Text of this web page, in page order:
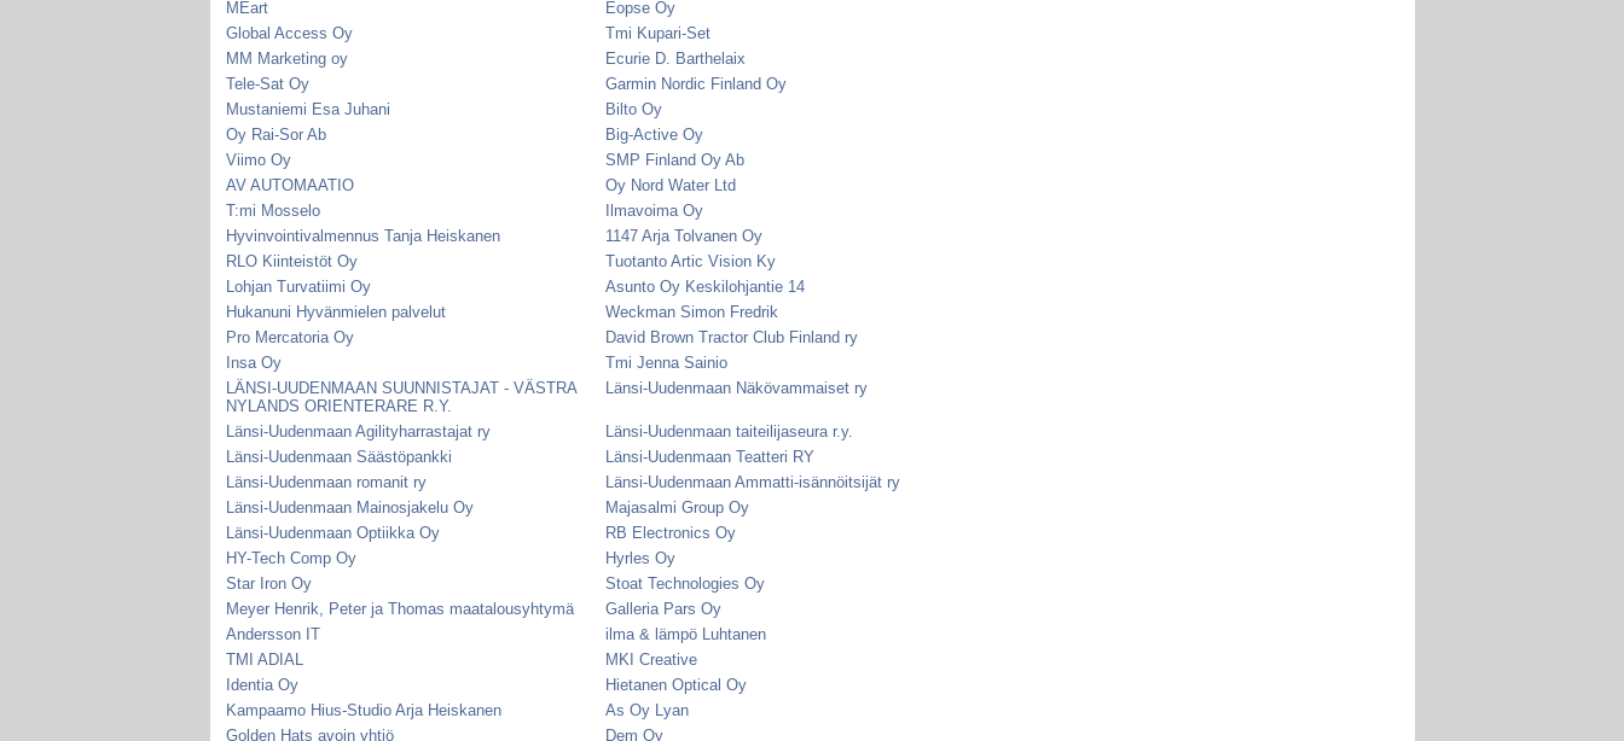
MEart
Eopse Oy
Global Access Oy
Tmi Kupari-Set
MM Marketing oy
Ecurie D. Barthelaix
Tele-Sat Oy
Garmin Nordic Finland Oy
Mustaniemi Esa Juhani
Bilto Oy
Oy Rai-Sor Ab
Big-Active Oy
Viimo Oy
SMP Finland Oy Ab
AV AUTOMAATIO
Oy Nord Water Ltd
T:mi Mosselo
Ilmavoima Oy
Hyvinvointivalmennus Tanja Heiskanen
1147 Arja Tolvanen Oy
RLO Kiinteistöt Oy
Tuotanto Artic Vision Ky
Lohjan Turvatiimi Oy
Asunto Oy Keskilohjantie 14
Hukanuni Hyvänmielen palvelut
Weckman Simon Fredrik
Pro Mercatoria Oy
David Brown Tractor Club Finland ry
Insa Oy
Tmi Jenna Sainio
LÄNSI-UUDENMAAN SUUNNISTAJAT - VÄSTRA
NYLANDS ORIENTERARE R.Y.
Länsi-Uudenmaan Näkövammaiset ry
Länsi-Uudenmaan Agilityharrastajat ry
Länsi-Uudenmaan taiteilijaseura r.y.
Länsi-Uudenmaan Säästöpankki
Länsi-Uudenmaan Teatteri RY
Länsi-Uudenmaan romanit ry
Länsi-Uudenmaan Ammatti-isännöitsijät ry
Länsi-Uudenmaan Mainosjakelu Oy
Majasalmi Group Oy
Länsi-Uudenmaan Optiikka Oy
RB Electronics Oy
HY-Tech Comp Oy
Hyrles Oy
Star Iron Oy
Stoat Technologies Oy
Meyer Henrik, Peter ja Thomas maatalousyhtymä
Galleria Pars Oy
Andersson IT
ilma & lämpö Luhtanen
TMI ADIAL
MKI Creative
Identia Oy
Hietanen Optical Oy
Kampaamo Hius-Studio Arja Heiskanen
As Oy Lyan
Golden Hats avoin yhtiö
Dem Oy